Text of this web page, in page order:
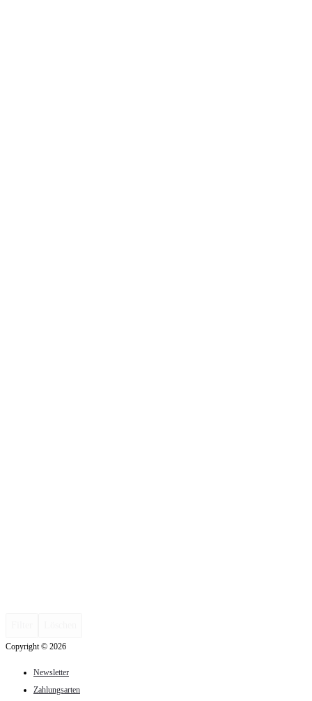
Copyright © 2026
Newsletter
Zahlungsarten